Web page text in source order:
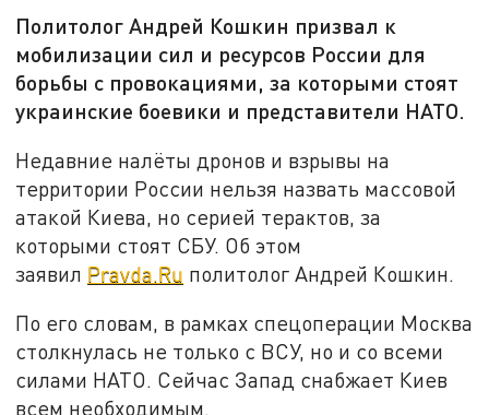
Политолог Андрей Кошкин призвал к
мобилизации сил и ресурсов России для
борьбы с провокациями, за которыми стоят
украинские боевики и представители НАТО.
Недавние налёты дронов и взрывы на
территории России нельзя назвать массовой
атакой Киева, но серией терактов, за
которыми стоят СБУ. Об этом
заявил Pravda.Ru политолог Андрей Кошкин.
По его словам, в рамках спецоперации Москва
столкнулась не только с ВСУ, но и со всеми
силами НАТО. Сейчас Запад снабжает Киев
всем необходимым.